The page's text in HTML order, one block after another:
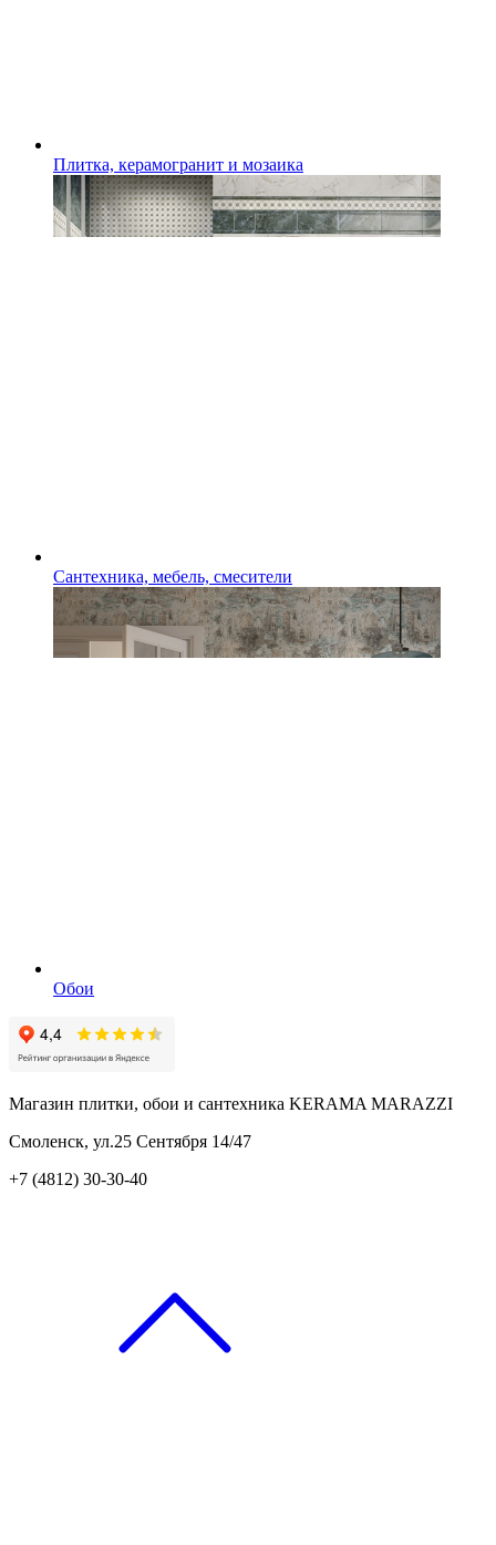
Плитка, керамогранит и мозаика
Сантехника, мебель, смесители
Обои
Магазин плитки, обои и сантехника KERAMA MARAZZI
Смоленск, ул.25 Сентября 14/47
+7 (4812) 30-30-40